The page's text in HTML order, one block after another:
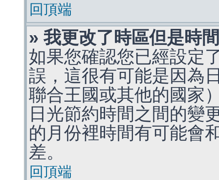
回頂端
» 我更改了時區但是時
如果您確認您已經設定
誤，這很有可能是因為
聯合王國或其他的國家
日光節約時間之間的變
的月份裡時間有可能會
差。
回頂端